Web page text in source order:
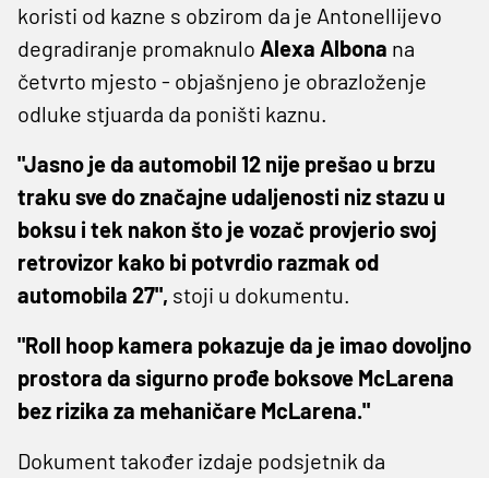
koristi od kazne s obzirom da je Antonellijevo
degradiranje promaknulo Alexa Albona na
četvrto mjesto - objašnjeno je obrazloženje
odluke stjuarda da poništi kaznu.
"Jasno je da automobil 12 nije prešao u brzu
traku sve do značajne udaljenosti niz stazu u
boksu i tek nakon što je vozač provjerio svoj
retrovizor kako bi potvrdio razmak od
automobila 27", stoji u dokumentu.
"Roll hoop kamera pokazuje da je imao dovoljno
prostora da sigurno prođe boksove McLarena
bez rizika za mehaničare McLarena."
Dokument također izdaje podsjetnik da